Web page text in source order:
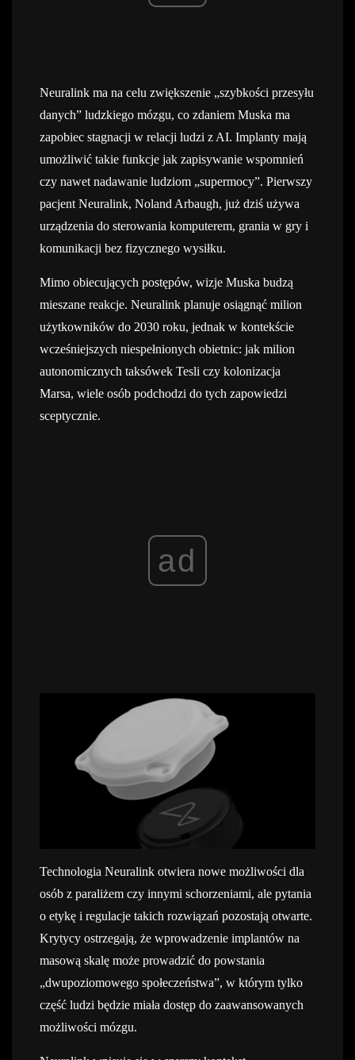
Neuralink ma na celu zwiększenie „szybkości przesyłu
danych” ludzkiego mózgu, co zdaniem Muska ma
zapobiec stagnacji w relacji ludzi z AI. Implanty mają
umożliwić takie funkcje jak zapisywanie wspomnień
czy nawet nadawanie ludziom „supermocy”. Pierwszy
pacjent Neuralink, Noland Arbaugh, już dziś używa
urządzenia do sterowania komputerem, grania w gry i
komunikacji bez fizycznego wysiłku.
Mimo obiecujących postępów, wizje Muska budzą
mieszane reakcje. Neuralink planuje osiągnąć milion
użytkowników do 2030 roku, jednak w kontekście
wcześniejszych niespełnionych obietnic: jak milion
autonomicznych taksówek Tesli czy kolonizacja
Marsa, wiele osób podchodzi do tych zapowiedzi
sceptycznie.
ad
Technologia Neuralink otwiera nowe możliwości dla
osób z paraliżem czy innymi schorzeniami, ale pytania
o etykę i regulacje takich rozwiązań pozostają otwarte.
Krytycy ostrzegają, że wprowadzenie implantów na
masową skalę może prowadzić do powstania
„dwupoziomowego społeczeństwa”, w którym tylko
część ludzi będzie miała dostęp do zaawansowanych
możliwości mózgu.